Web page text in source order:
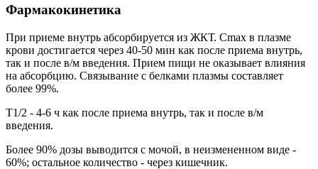
Фармакокинетика
При приеме внутрь абсорбируется из ЖКТ. Cmax в плазме
крови достигается через 40-50 мин как после приема внутрь,
так и после в/м введения. Прием пищи не оказывает влияния
на абсорбцию. Связывание с белками плазмы составляет
более 99%.
T1/2 - 4-6 ч как после приема внутрь, так и после в/м
введения.
Более 90% дозы выводится с мочой, в неизмененном виде -
60%; остальное количество - через кишечник.